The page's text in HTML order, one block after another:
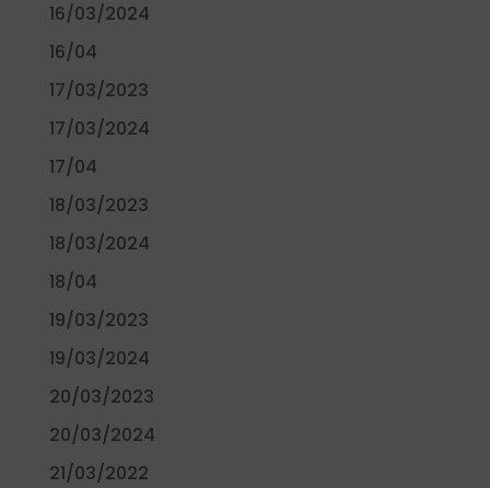
16/03/2024
16/04
17/03/2023
17/03/2024
17/04
18/03/2023
18/03/2024
18/04
19/03/2023
19/03/2024
20/03/2023
20/03/2024
21/03/2022